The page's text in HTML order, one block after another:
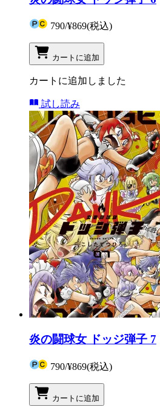
790/¥869(税込)
カートに追加
カートに追加しました
試し読み
炎の闘球女 ドッジ弾子 7
790/¥869(税込)
カートに追加